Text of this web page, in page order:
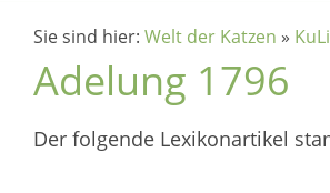
Sie sind hier: Welt der Katzen » KuLi
Adelung 1796
Der folgende Lexikonartikel